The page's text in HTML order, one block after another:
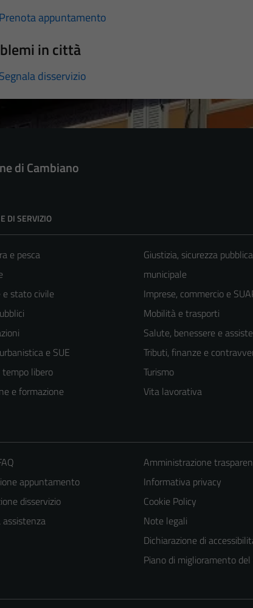
appuntamento
in città
disservizio
di Cambiano
DI SERVIZIO
e pesca
e stato civile
e SUE
libero
e formazione
Giustizia, sicurezza
municipale
Imprese, commercio e
Mobilità e trasporti
Salute, benessere e
Tributi, finanze e
Turismo
Vita lavorativa
appuntamento
disservizio
Amministrazione
Informativa privacy
Cookie Policy
Note legali
Dichiarazione di
Piano di miglioramento